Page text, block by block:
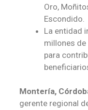
Oro,
Escondido.
La entidad
millones
para
Montería,
gerente regional